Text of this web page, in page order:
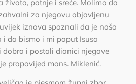
života, patnje i sreće. Molimo da
za njegovu objavljenu
iznova spoznali da je naša
da bismo i mi poput Isusa
dobro i postali dionici njegove
propovijed mons. Miklenić.